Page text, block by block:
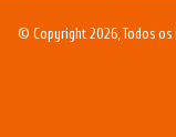
© Copyright 2026, Todos os